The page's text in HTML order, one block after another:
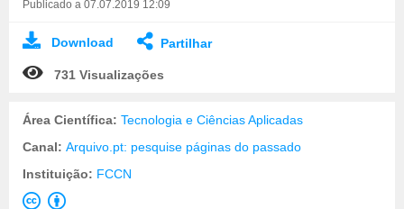
Publicado a 07.07.2019 12:09
Download Partilhar
731 Visualizações
Área Científica: Tecnologia e Ciências Aplicadas
Canal: Arquivo.pt: pesquise páginas do passado
Instituição: FCCN